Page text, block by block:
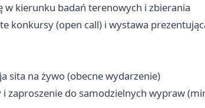
w kierunku badań terenowych i zbierania
konkursy (open call) i wystawa
sita na żywo (obecne wydarzenie)
zaproszenie do samodzielnych wypraw